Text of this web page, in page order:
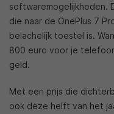
softwaremogelijkheden.
die naar de OnePlus 7
belachelijk toestel is.
800 euro voor je
geld.
Met een prijs die
ook deze helft van het